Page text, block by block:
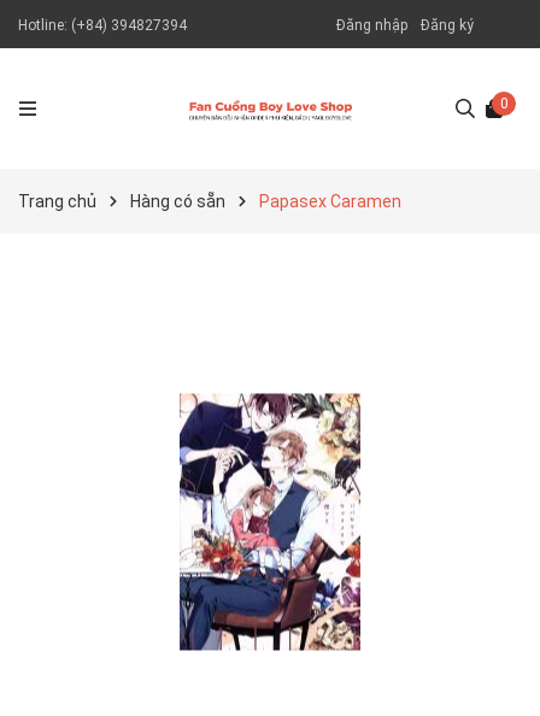
Hotline: (+84) 394827394 Đăng nhập Đăng ký
0
Trang chủ Hàng có sẵn Papasex Caramen